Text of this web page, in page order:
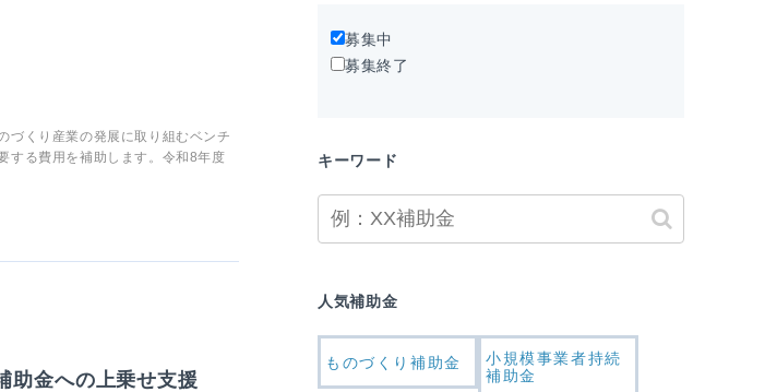
づくり産業の発展に取り組むベンチ
する費用を補助します。令和8年度
助金への上乗せ支援
募集中
募集終了
キーワード
人気補助金
ものづくり補助金
小規模事業者持続
補助金